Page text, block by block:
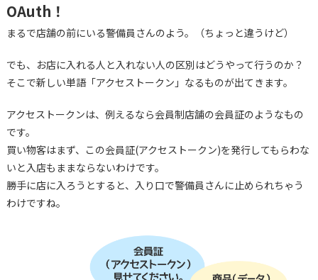
OAuth！
まるで店舗の前にいる警備員さんのよう。（ちょっと違うけど）
でも、お店に入れる人と入れない人の区別はどうやって行うのか？
そこで新しい単語「アクセストークン」なるものが出てきます。
アクセストークンは、例えるなら会員制店舗の会員証のようなもの
です。
買い物客はまず、この会員証(アクセストークン)を発行してもらわな
いと入店もままならないわけです。
勝手に店に入ろうとすると、入り口で警備員さんに止められちゃう
わけですね。